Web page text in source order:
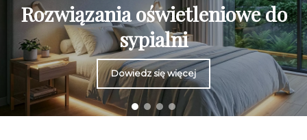
Rozwiązania oświetleniowe do
sypialni
Dowiedz się więcej